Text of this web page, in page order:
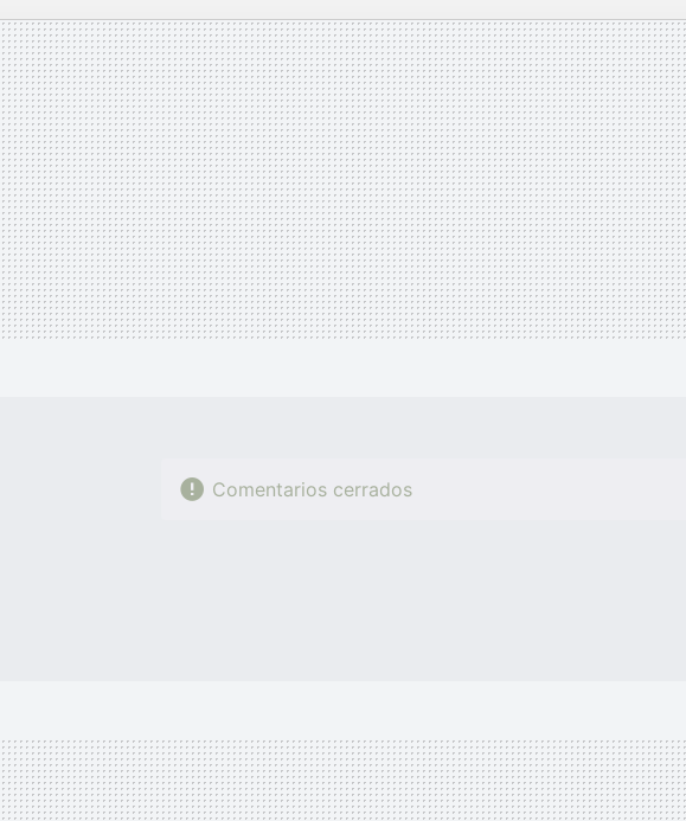
MAIL
Comentarios cerrados